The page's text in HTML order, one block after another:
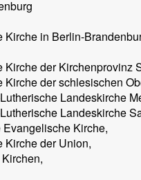
Kirche in Berlin-
Kirche der Kirchenprovinz
der schlesischen
Landeskirche
Landeskirche
Kirche,
Kirche der Union,